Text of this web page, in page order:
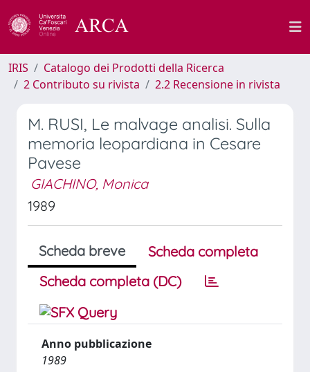
IRIS
Catalogo dei Prodotti della Ricerca
2 Contributo su rivista
2.2 Recensione in rivista
M. RUSI, Le malvage analisi. Sulla
memoria leopardiana in Cesare
Pavese
GIACHINO, Monica
1989
Scheda breve
Scheda completa
Scheda completa (DC)
Anno pubblicazione
1989